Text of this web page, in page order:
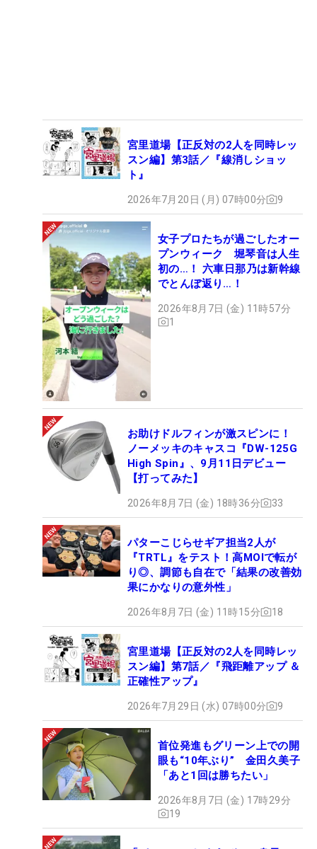
宮里道場【正反対の2人を同時レッ
スン編】第3話／『線消しショッ
ト』
2026年7月20日 (月) 07時00分 9
女子プロたちが過ごしたオー
プンウィーク 堀琴音は人生
初の…！ 六車日那乃は新幹線
でとんぼ返り…！
2026年8月7日 (金) 11時57分
1
お助けドルフィンが激スピンに！
ノーメッキのキャスコ『DW-125G
High Spin』、9月11日デビュー
【打ってみた】
2026年8月7日 (金) 18時36分 33
パターこじらせギア担当2人が
『TRTL』をテスト！高MOIで転が
り◎、調節も自在で「結果の改善効
果にかなりの意外性」
2026年8月7日 (金) 11時15分 18
宮里道場【正反対の2人を同時レッ
スン編】第7話／『飛距離アップ ＆
正確性アップ』
2026年7月29日 (水) 07時00分 9
首位発進もグリーン上での開
眼も“10年ぶり” 金田久美子
「あと1回は勝ちたい」
2026年8月7日 (金) 17時29分
19